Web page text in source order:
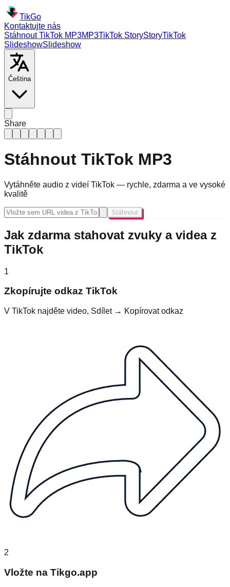
TikGo
Kontaktujte nás
Stáhnout TikTok MP3MP3TikTok StoryStoryTikTok
SlideshowSlideshow
Čeština
Share
Stáhnout TikTok MP3
Vytáhněte audio z videí TikTok — rychle, zdarma a ve vysoké
kvalitě
Stáhnout
Jak zdarma stahovat zvuky a videa z
TikTok
1
Zkopírujte odkaz TikTok
V TikTok najděte video, Sdílet → Kopírovat odkaz
2
Vložte na Tikgo.app